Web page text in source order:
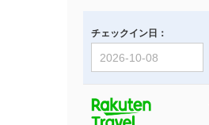
チェックイン日：